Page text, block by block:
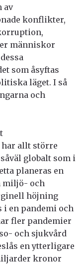
av
konflikter,
människor
som åsyftas
läget. I så
och
allt större
globalt som i
planeras en
miljö- och
höjning
i en pandemi och
fler pandemier
och sjukvård
en ytterligare
kronor